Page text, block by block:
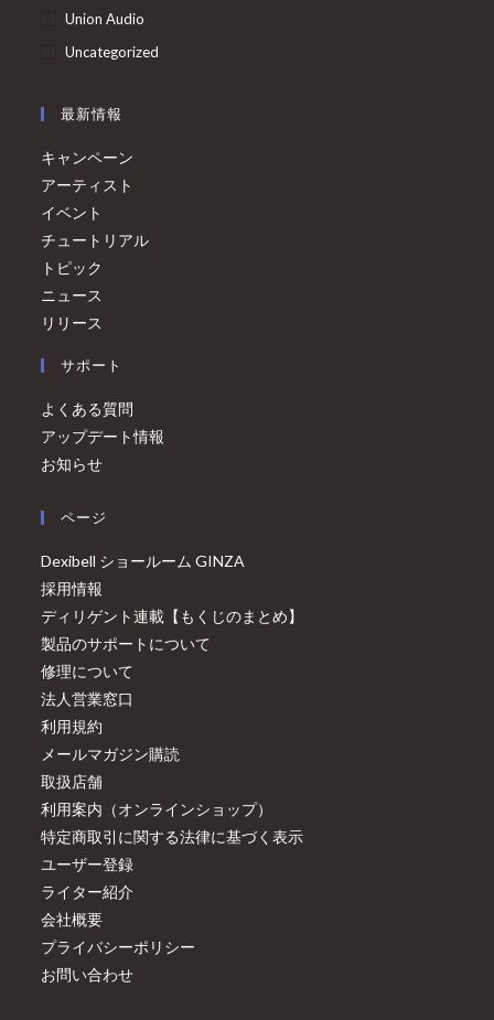
Union Audio
Uncategorized
最新情報
キャンペーン
アーティスト
イベント
チュートリアル
トピック
ニュース
リリース
サポート
よくある質問
アップデート情報
お知らせ
ページ
Dexibell ショールーム GINZA
採用情報
ディリゲント連載【もくじのまとめ】
製品のサポートについて
修理について
法人営業窓口
利用規約
メールマガジン購読
取扱店舗
利用案内（オンラインショップ）
特定商取引に関する法律に基づく表示
ユーザー登録
ライター紹介
会社概要
プライバシーポリシー
お問い合わせ